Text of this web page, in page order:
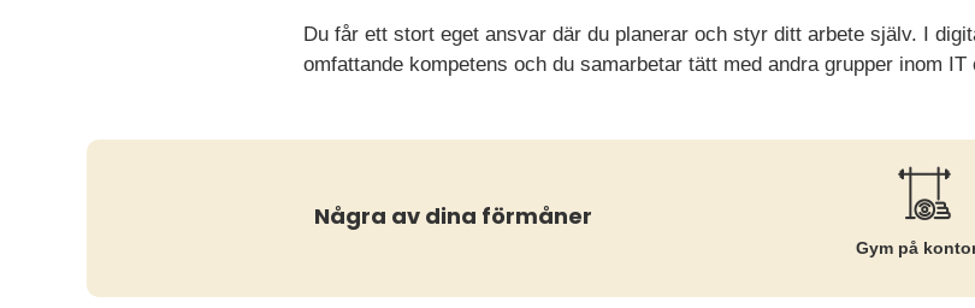
Du får ett stort eget ansvar där du planerar och styr ditt arbete själv. I
omfattande kompetens och du samarbetar tätt med andra grupper inom IT
Några av dina förmåner
Gym på